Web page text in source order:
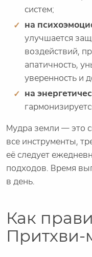
систем;
на
улучшается
воздействий,
апатичность,
уверенность и
на
Мудра земли — это
все инструменты,
её следует
подходов. Время
в день.
Как
Притхви-